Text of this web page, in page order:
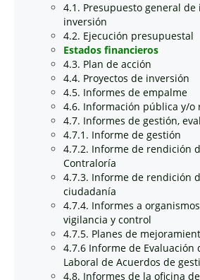
4.1. Presupuesto general de
inversión
4.2. Ejecución presupuestal
Estados financieros
4.3. Plan de acción
4.4. Proyectos de inversión
4.5. Informes de empalme
4.6. Información pública y/o
4.7. Informes de gestión,
4.7.1. Informe de gestión
4.7.2. Informe de rendición
Contraloría
4.7.3. Informe de rendición
ciudadanía
4.7.4. Informes a
vigilancia y control
4.7.5. Planes de
4.7.6 Informe de Evaluación
Laboral de Acuerdos de
4.8. Informes de la oficina